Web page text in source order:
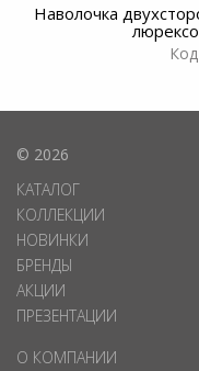
Наволочка
© 2026
КАТАЛОГ
КОЛЛЕКЦИИ
НОВИНКИ
БРЕНДЫ
АКЦИИ
ПРЕЗЕНТАЦИИ
О КОМПАНИИ